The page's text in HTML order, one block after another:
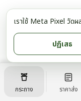
กระถาง ราคาส่ง
เราใช้ Meta Pixel วัด
ปฏิเสธ